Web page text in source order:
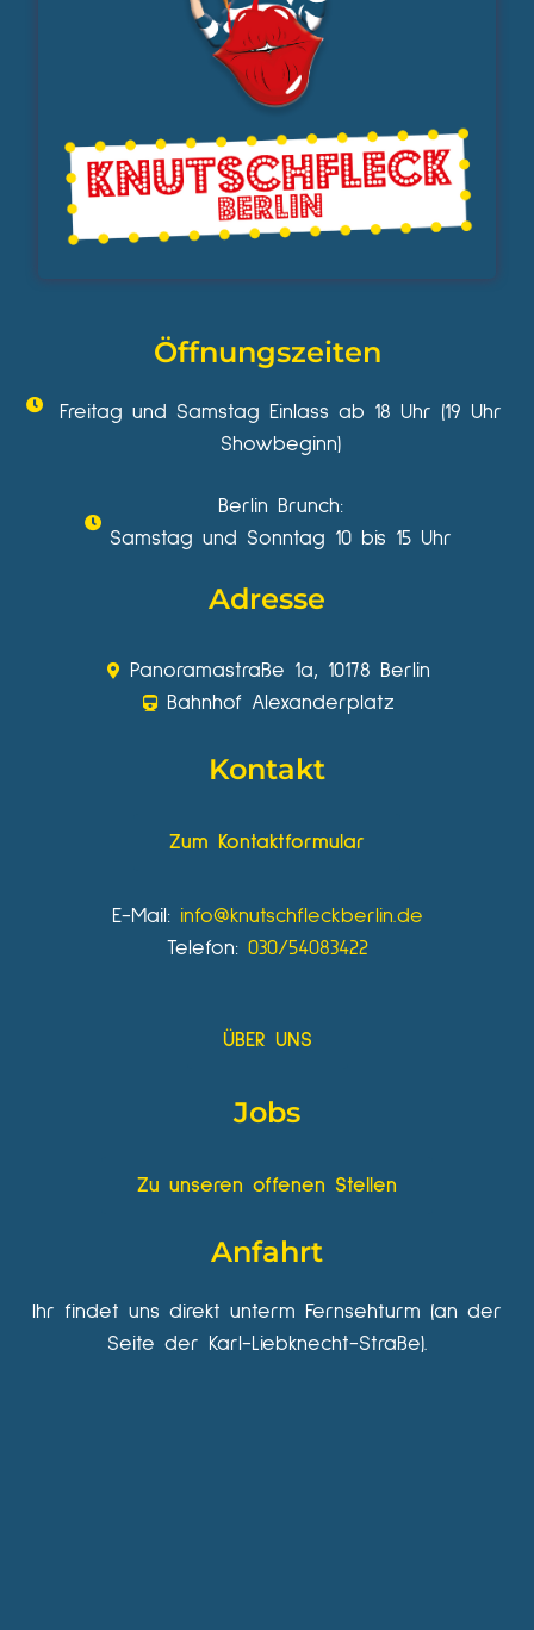
Öffnungszeiten
Freitag und Samstag Einlass ab 18 Uhr (19 Uhr
Showbeginn)
Berlin Brunch:
Samstag und Sonntag 10 bis 15 Uhr
Adresse
Panoramastraße 1a, 10178 Berlin
Bahnhof Alexanderplatz
Kontakt
Zum Kontaktformular
E-Mail: info@knutschfleckberlin.de
Telefon: 030/54083422
ÜBER UNS
Jobs
Zu unseren offenen Stellen
Anfahrt
Ihr findet uns direkt unterm Fernsehturm (an der
Seite der Karl-Liebknecht-Straße).